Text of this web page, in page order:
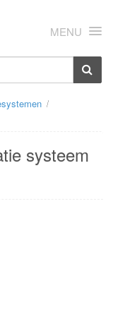
MENU
systeem